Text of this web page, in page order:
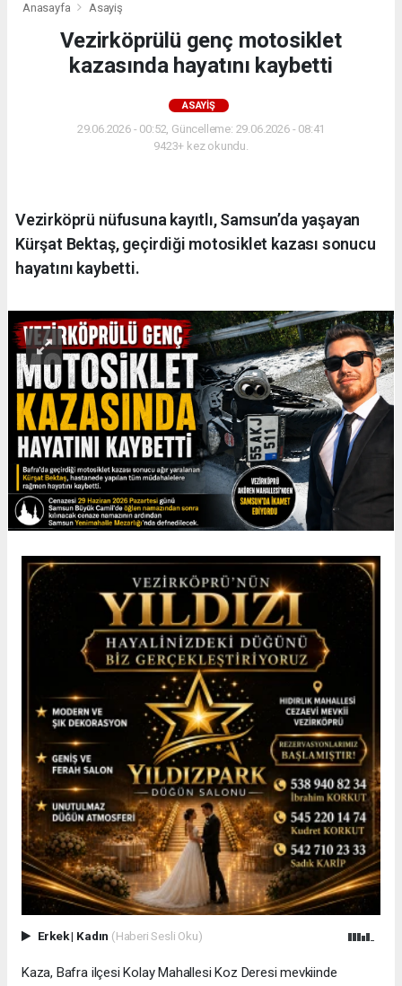
Anasayfa Asayiş
Vezirköprülü genç motosiklet
kazasında hayatını kaybetti
ASAYIŞ
29.06.2026 - 00:52, Güncelleme: 29.06.2026 - 08:41
9423+ kez okundu.
Vezirköprü nüfusuna kayıtlı, Samsun’da yaşayan
Kürşat Bektaş, geçirdiği motosiklet kazası sonucu
hayatını kaybetti.
Erkek| Kadın (Haberi Sesli Oku)
Kaza, Bafra ilçesi Kolay Mahallesi Koz Deresi mevkiinde